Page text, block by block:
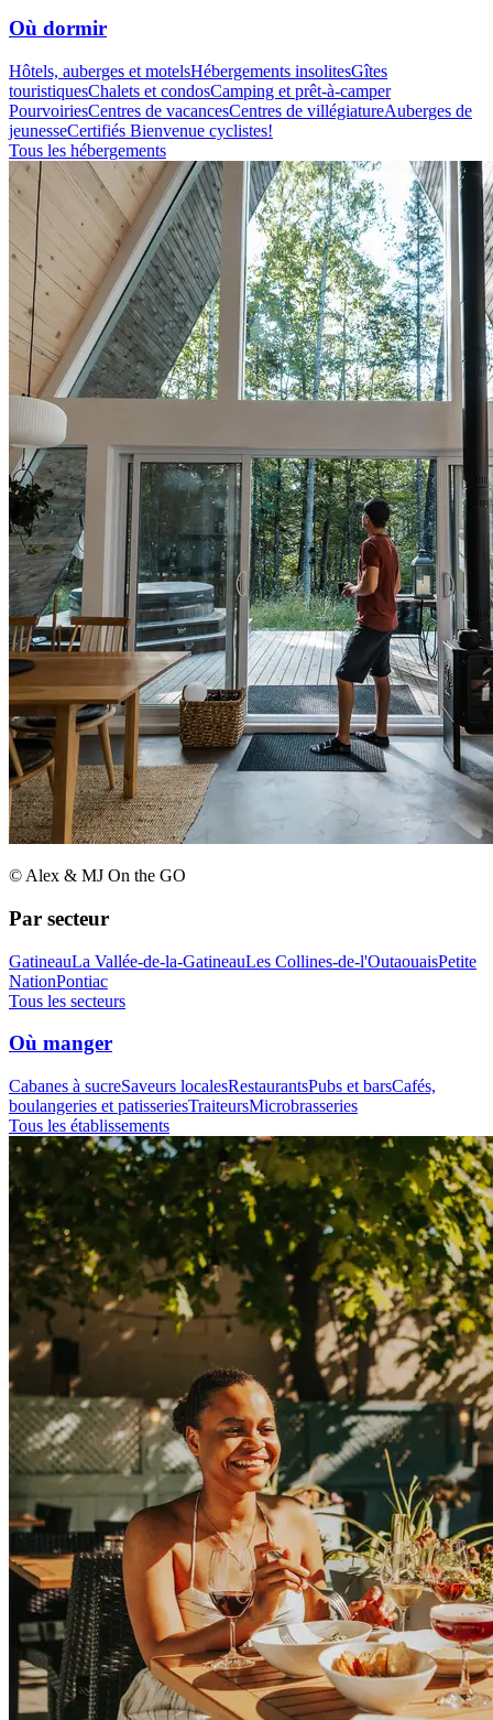
Où dormir
Hôtels, auberges et motelsHébergements insolitesGîtes
touristiquesChalets et condosCamping et prêt-à-camper
PourvoiriesCentres de vacancesCentres de villégiatureAuberges de
jeunesseCertifiés Bienvenue cyclistes!
Tous les hébergements
© Alex & MJ On the GO
Par secteur
GatineauLa Vallée-de-la-GatineauLes Collines-de-l'OutaouaisPetite
NationPontiac
Tous les secteurs
Où manger
Cabanes à sucreSaveurs localesRestaurantsPubs et barsCafés,
boulangeries et patisseriesTraiteursMicrobrasseries
Tous les établissements